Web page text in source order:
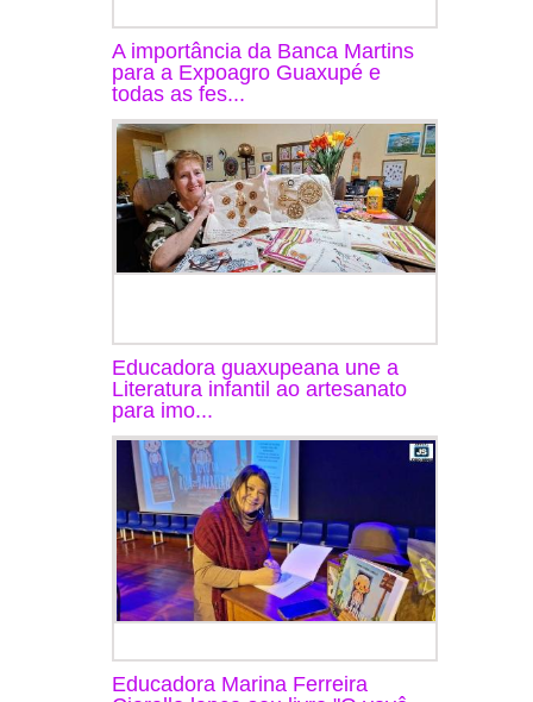
A importância da Banca Martins
para a Expoagro Guaxupé e
todas as fes...
Educadora guaxupeana une a
Literatura infantil ao artesanato
para imo...
Educadora Marina Ferreira